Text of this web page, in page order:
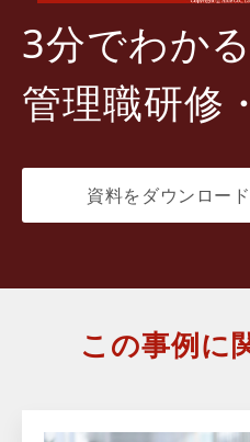
3分でわかる
管理職研修
資料をダウンロード
この事例に